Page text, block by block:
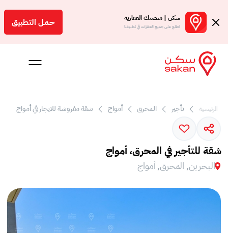
سكن | منصتك العقارية
اطلع على جميع العقارات في تطبيقنا حمل التطبيق
الرئيسية تأجير المحرق أمواج شقة مفروشة للايجار في أمواج
شقة للتأجير في المحرق، أمواج
البحرين, المحرق, أمواج